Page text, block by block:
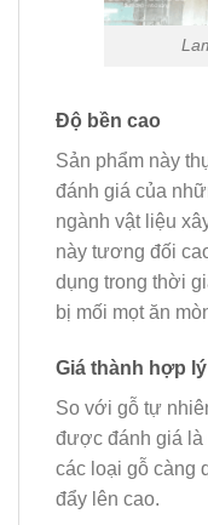
Độ bền cao
Sản phẩm này
đánh giá của
ngành vật liệu
này tương đối
dụng trong thời
bị mối mọt ăn
Giá thành hợp lý
So với gỗ tự
được đánh giá là
các loại gỗ càng
đẩy lên cao.